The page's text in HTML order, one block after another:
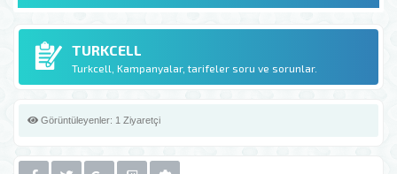
TURKCELL
Turkcell, Kampanyalar, tarifeler soru ve sorunlar.
Görüntüleyenler: 1 Ziyaretçi